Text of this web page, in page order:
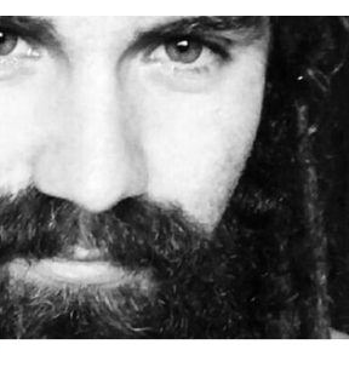
: La déroute du péronisme et les